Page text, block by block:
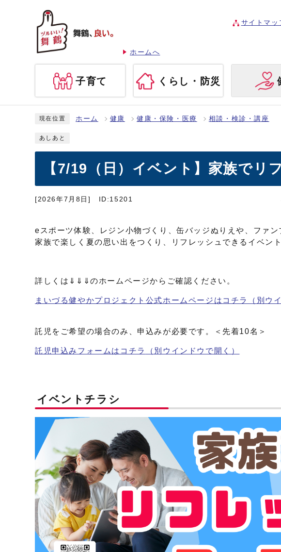
ホームへ
サイトマッ
子育て くらし・防災
現在位置 ホーム 健康 健康・保険・医療 相談・検診・講座
あしあと
【7/19（日）イベント】家族でリ
[2026年7月8日] ID:15201
eスポーツ体験、レジン小物づくり、缶バッジぬりえや、ファ
家族で楽しく夏の思い出をつくり、リフレッシュできるイベント
詳しくは⇓⇓⇓のホームページからご確認ください。
まいづる健やかプロジェクト公式ホームページはコチラ （別ウ
託児をご希望の場合のみ、申込みが必要です。＜先着10名＞
託児申込みフォームはコチラ （別ウインドウで開く）
イベントチラシ